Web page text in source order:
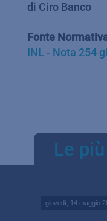
di Ciro Banco
Fonte
INL - Nota 254
Le
giovedì, 14 maggio